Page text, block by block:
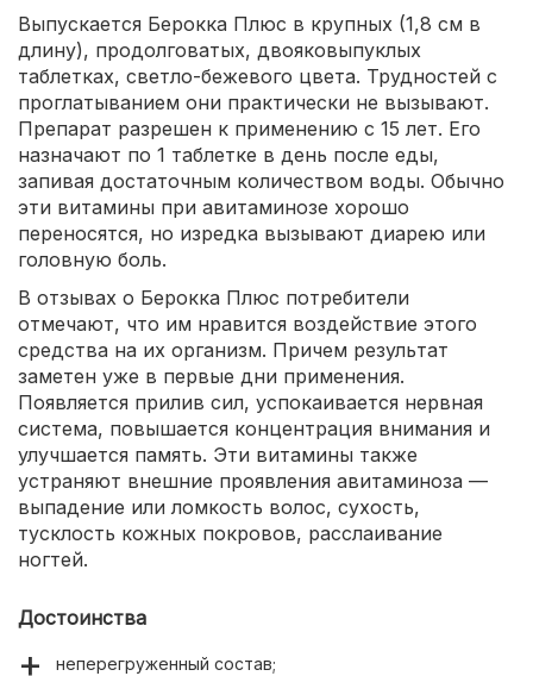
Выпускается Берокка Плюс в крупных (1,8 см в
длину), продолговатых, двояковыпуклых
таблетках, светло-бежевого цвета. Трудностей с
проглатыванием они практически не вызывают.
Препарат разрешен к применению с 15 лет. Его
назначают по 1 таблетке в день после еды,
запивая достаточным количеством воды. Обычно
эти витамины при авитаминозе хорошо
переносятся, но изредка вызывают диарею или
головную боль.
В отзывах о Берокка Плюс потребители
отмечают, что им нравится воздействие этого
средства на их организм. Причем результат
заметен уже в первые дни применения.
Появляется прилив сил, успокаивается нервная
система, повышается концентрация внимания и
улучшается память. Эти витамины также
устраняют внешние проявления авитаминоза —
выпадение или ломкость волос, сухость,
тусклость кожных покровов, расслаивание
ногтей.
Достоинства
неперегруженный состав;